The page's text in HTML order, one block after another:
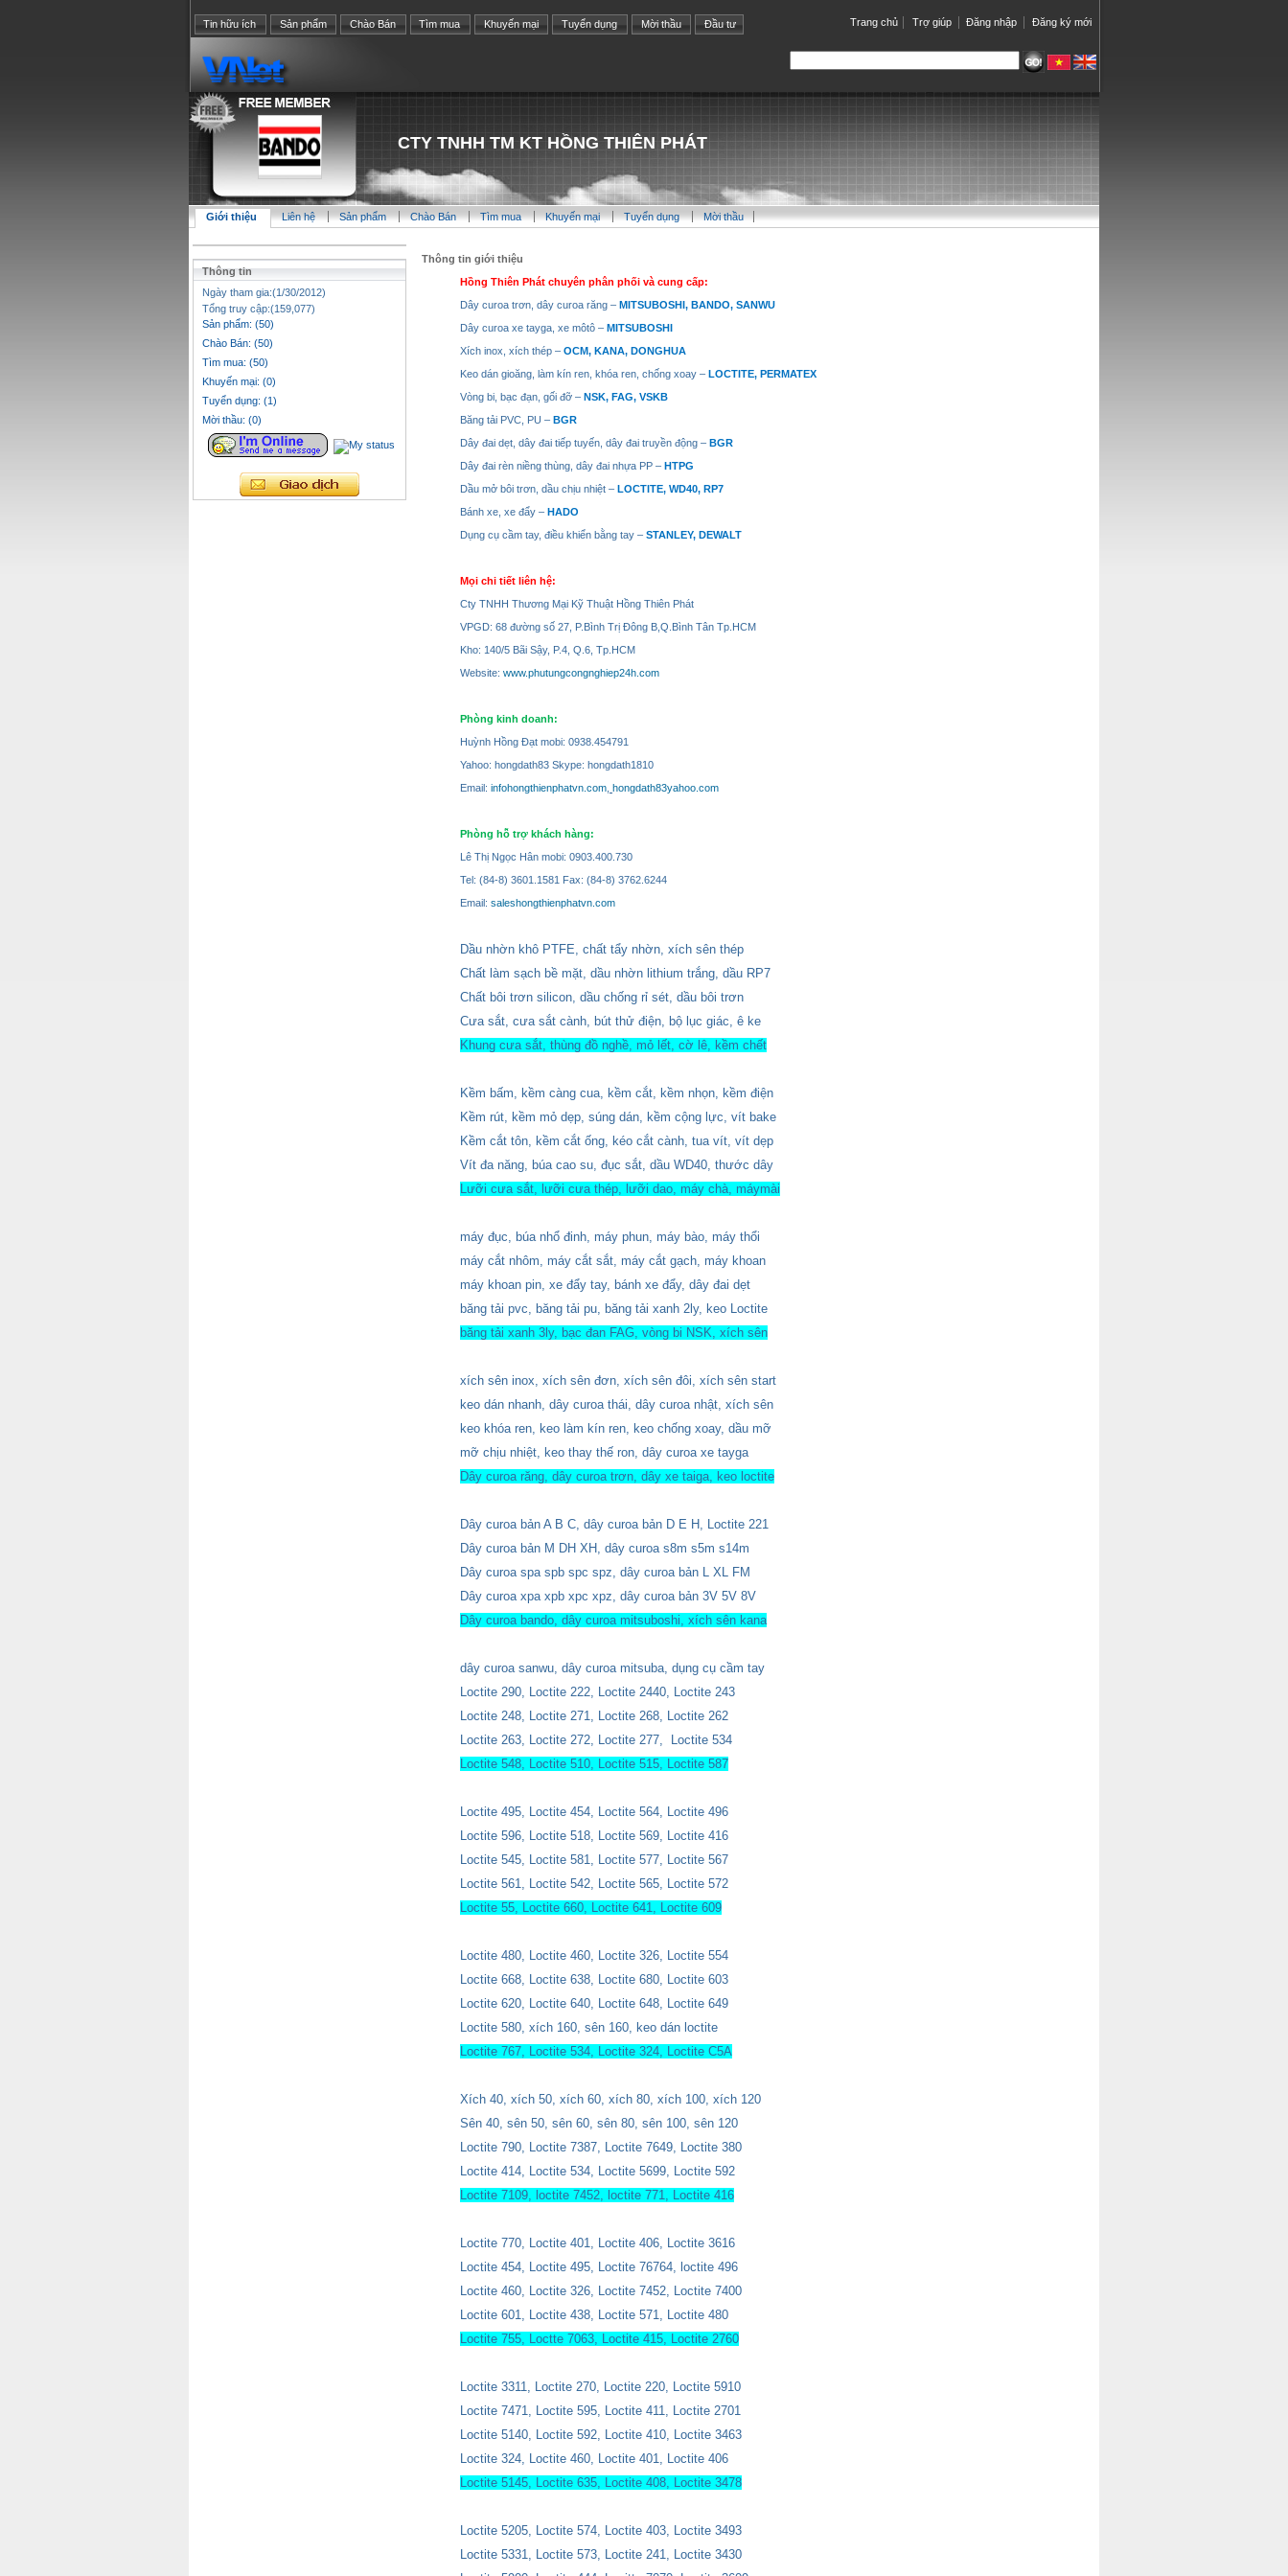
Trang chủ Trợ giúp Đăng nhập Đăng ký mới
Tin hữu ích Sản phẩm Chào Bán Tìm mua Khuyến mại Tuyển dụng Mời thầu Đầu tư
CTY TNHH TM KT HỒNG THIÊN PHÁT
Giới thiệu Liên hệ Sản phẩm Chào Bán Tìm mua Khuyến mại Tuyển dụng Mời thầu
Thông tin
Ngày tham gia:(1/30/2012)
Tổng truy cập:(159,077)
Sản phẩm: (50)
Chào Bán: (50)
Tìm mua: (50)
Khuyến mại: (0)
Tuyển dụng: (1)
Mời thầu: (0)
Thông tin giới thiệu
Hồng Thiên Phát chuyên phân phối và cung cấp:
Dây curoa trơn, dây curoa răng – MITSUBOSHI, BANDO, SANWU
Dây curoa xe tayga, xe môtô – MITSUBOSHI
Xích inox, xích thép – OCM, KANA, DONGHUA
Keo dán gioăng, làm kín ren, khóa ren, chống xoay – LOCTITE, PERMATEX
Vòng bi, bạc đạn, gối đỡ – NSK, FAG, VSKB
Băng tải PVC, PU – BGR
Dây đai dẹt, dây đai tiếp tuyến, dây đai truyền động – BGR
Dây đai rèn niềng thùng, dây đai nhựa PP – HTPG
Dầu mở bôi trơn, dầu chịu nhiệt – LOCTITE, WD40, RP7
Bánh xe, xe đẩy – HADO
Dụng cụ cầm tay, điều khiển bằng tay – STANLEY, DEWALT
Mọi chi tiết liên hệ:
Cty TNHH Thương Mại Kỹ Thuật Hồng Thiên Phát
VPGD: 68 đường số 27, P.Bình Trị Đông B,Q.Bình Tân Tp.HCM
Kho: 140/5 Bãi Sậy, P.4, Q.6, Tp.HCM
Website: www.phutungcongnghiep24h.com
Phòng kinh doanh:
Huỳnh Hồng Đạt mobi: 0938.454791
Yahoo: hongdath83 Skype: hongdath1810
Email: infohongthienphatvn.com hongdath83yahoo.com
Phòng hỗ trợ khách hàng:
Lê Thị Ngọc Hân mobi: 0903.400.730
Tel: (84-8) 3601.1581 Fax: (84-8) 3762.6244
Email: saleshongthienphatvn.com
Dầu nhờn khô PTFE, chất tẩy nhờn, xích sên thép
Chất làm sạch bề mặt, dầu nhờn lithium trắng, dầu RP7
Chất bôi trơn silicon, dầu chống rỉ sét, dầu bôi trơn
Cưa sắt, cưa sắt cành, bút thử điện, bộ lục giác, ê ke
Khung cưa sắt, thùng đồ nghề, mỏ lết, cờ lê, kềm chết
Kềm bấm, kềm càng cua, kềm cắt, kềm nhọn, kềm điện
Kềm rút, kềm mỏ dẹp, súng dán, kềm cộng lực, vít bake
Kềm cắt tôn, kềm cắt ống, kéo cắt cành, tua vít, vít dẹp
Vít đa năng, búa cao su, đục sắt, dầu WD40, thước dây
Lưỡi cưa sắt, lưỡi cưa thép, lưỡi dao, máy chà, máymài
máy đục, búa nhổ đinh, máy phun, máy bào, máy thổi
máy cắt nhôm, máy cắt sắt, máy cắt gạch, máy khoan
máy khoan pin, xe đẩy tay, bánh xe đẩy, dây đai dẹt
băng tải pvc, băng tải pu, băng tải xanh 2ly, keo Loctite
băng tải xanh 3ly, bạc đan FAG, vòng bi NSK, xích sên
xích sên inox, xích sên đơn, xích sên đôi, xích sên start
keo dán nhanh, dây curoa thái, dây curoa nhật, xích sên
keo khóa ren, keo làm kín ren, keo chống xoay, dầu mỡ
mỡ chịu nhiệt, keo thay thế ron, dây curoa xe tayga
Dây curoa răng, dây curoa trơn, dây xe taiga, keo loctite
Dây curoa bản A B C, dây curoa bản D E H, Loctite 221
Dây curoa bản M DH XH, dây curoa s8m s5m s14m
Dây curoa spa spb spc spz, dây curoa bản L XL FM
Dây curoa xpa xpb xpc xpz, dây curoa bản 3V 5V 8V
Dây curoa bando, dây curoa mitsuboshi, xích sên kana
dây curoa sanwu, dây curoa mitsuba, dụng cụ cầm tay
Loctite 290, Loctite 222, Loctite 2440, Loctite 243
Loctite 248, Loctite 271, Loctite 268, Loctite 262
Loctite 263, Loctite 272, Loctite 277,
Loctite 534
Loctite 548, Loctite 510, Loctite 515, Loctite 587
Loctite 495, Loctite 454, Loctite 564, Loctite 496
Loctite 596, Loctite 518, Loctite 569, Loctite 416
Loctite 545, Loctite 581, Loctite 577, Loctite 567
Loctite 561, Loctite 542, Loctite 565, Loctite 572
Loctite 55, Loctite 660, Loctite 641, Loctite 609
Loctite 480, Loctite 460, Loctite 326, Loctite 554
Loctite 668, Loctite 638, Loctite 680, Loctite 603
Loctite 620, Loctite 640, Loctite 648, Loctite 649
Loctite 580, xích 160, sên 160, keo dán loctite
Loctite 767, Loctite 534, Loctite 324, Loctite C5A
Xích 40, xích 50, xích 60, xích 80, xích 100, xích 120
Sên 40, sên 50, sên 60, sên 80, sên 100, sên 120
Loctite 790, Loctite 7387, Loctite 7649, Loctite 380
Loctite 414, Loctite 534, Loctite 5699, Loctite 592
Loctite 7109, loctite 7452, loctite 771, Loctite 416
Loctite 770, Loctite 401, Loctite 406, Loctite 3616
Loctite 454, Loctite 495, Loctite 76764, loctite 496
Loctite 460, Loctite 326, Loctite 7452, Loctite 7400
Loctite 601, Loctite 438, Loctite 571, Loctite 480
Loctite 755, Loctte 7063, Loctite 415, Loctite 2760
Loctite 3311, Loctite 270, Loctite 220, Loctite 5910
Loctite 7471, Loctite 595, Loctite 411, Loctite 2701
Loctite 5140, Loctite 592, Loctite 410, Loctite 3463
Loctite 324, Loctite 460, Loctite 401, Loctite 406
Loctite 5145, Loctite 635, Loctite 408, Loctite 3478
Loctite 5205, Loctite 574, Loctite 403, Loctite 3493
Loctite 5331, Loctite 573, Loctite 241, Loctite 3430